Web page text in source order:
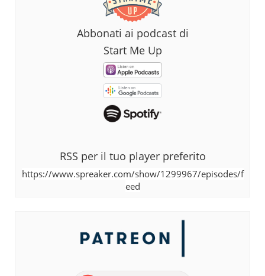
Abbonati ai podcast di
Start Me Up
RSS per il tuo player preferito
https://www.spreaker.com/show/1299967/episodes/f
eed